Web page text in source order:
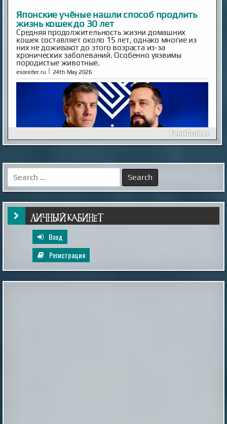
Already an MU Plus+ subscriber? Your membership now
includes full access to Inescapable and exclusive Plus+
content at no extra cost. New to Plus+? Subscribe
before April 14th to unlock permanent dual access to
both Mysterious Univers...
mysteriousuniverse.org | 14th Feb 2026
Гость с кладбища
Этот случай произошел в ночь на 2 января 2010
года. Мы, будучи студентами, большой толпой
дальнем Подмосковье. Отмечали весело и громко,
так как зимой на дачи никто не ездил, и в поселке
мы были одни. Вдоволь натанцевавшись и
напускавшись салютов накануне, 1 января мы
вылезли из дома только к веч...
screepdveri.ru | 20th Aug 2025
Search
for:
ЛИЧНЫЙ КАБИНЕТ
Вход
Регистрация